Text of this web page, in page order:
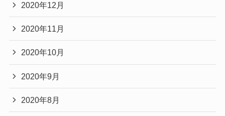
2020年12月
2020年11月
2020年10月
2020年9月
2020年8月